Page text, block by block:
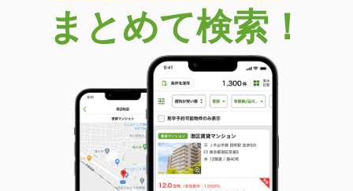
まとめて検索！